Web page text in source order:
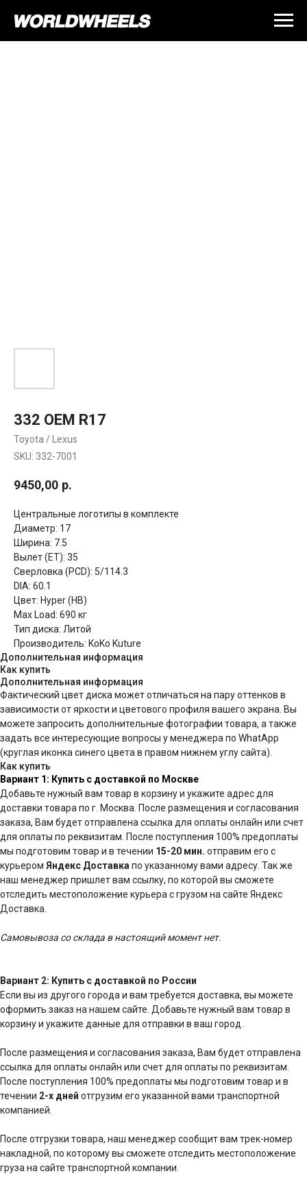
332 OEM R17
Toyota / Lexus
SKU: 332-7001
9450,00 р.
Центральные логотипы в комплекте
Диаметр: 17
Ширина: 7.5
Вылет (ET): 35
Сверловка (PCD): 5/114.3
DIA: 60.1
Цвет: Hyper (HB)
Max Load: 690 кг
Тип диска: Литой
Производитель: KoKo Kuture
Дополнительная информация
Как купить
Дополнительная информация
Фактический цвет диска может отличаться на пару оттенков в
зависимости от яркости и цветового профиля вашего экрана. Вы
можете запросить дополнительные фотографии товара, а также
задать все интересующие вопросы у менеджера по WhatApp
(круглая иконка синего цвета в правом нижнем углу сайта).
Как купить
Вариант 1: Купить с доставкой по Москве
Добавьте нужный вам товар в корзину и укажите адрес для
доставки товара по г. Москва. После размещения и согласования
заказа, Вам будет отправлена ссылка для оплаты онлайн или счет
для оплаты по реквизитам. После поступления 100% предоплаты
мы подготовим товар и в течении 15-20 мин. отправим его с
курьером Яндекс Доставкапо указанному вами адресу. Так же
наш менеджер пришлет вам ссылку, по которой вы сможете
отследить местоположение курьера с грузом на сайте Яндекс
Доставка.
Самовывоза со склада в настоящий момент нет.
Вариант 2: Купить с доставкой по России
Если вы из другого города и вам требуется доставка, вы можете
оформить заказ на нашем сайте. Добавьте нужный вам товар в
корзину и укажите данные для отправки в ваш город.
После размещения и согласования заказа, Вам будет отправлена
ссылка для оплаты онлайн или счет для оплаты по реквизитам.
После поступления 100% предоплаты мы подготовим товар и в
течении 2-х дней отгрузим его указанной вами транспортной
компанией.
После отгрузки товара, наш менеджер сообщит вам трек-номер
накладной, по которому вы сможете отследить местоположение
груза на сайте транспортной компании.